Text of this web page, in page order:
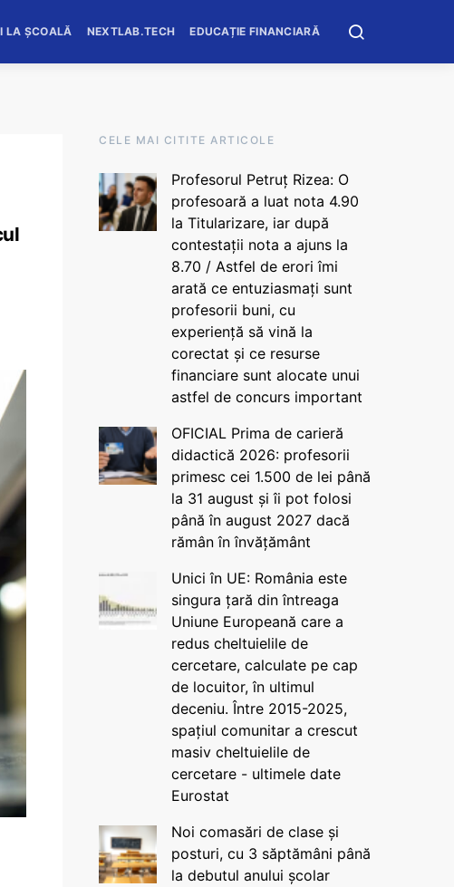
LA ȘCOALĂ NEXTLAB.TECH EDUCAȚIE FINANCIARĂ
CELE MAI CITITE ARTICOLE
Profesorul Petruț Rizea: O
profesoară a luat nota 4.90
la Titularizare, iar după
contestații nota a ajuns la
8.70 / Astfel de erori îmi
arată ce entuziasmați sunt
profesorii buni, cu
experiență să vină la
corectat și ce resurse
financiare sunt alocate unui
astfel de concurs important
OFICIAL Prima de carieră
didactică 2026: profesorii
primesc cei 1.500 de lei până
la 31 august și îi pot folosi
până în august 2027 dacă
rămân în învățământ
Unici în UE: România este
singura țară din întreaga
Uniune Europeană care a
redus cheltuielile de
cercetare, calculate pe cap
de locuitor, în ultimul
deceniu. Între 2015-2025,
spațiul comunitar a crescut
masiv cheltuielile de
cercetare - ultimele date
Eurostat
Noi comasări de clase și
posturi, cu 3 săptămâni până
la debutul anului școlar